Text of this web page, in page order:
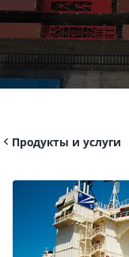
Продукты и услуги